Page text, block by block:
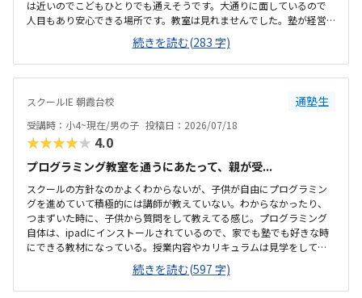
は近いのでこどもひとりでも通えそうです。大通りに面しているので
人目もあり安心できる場所です。教室は見れませんでした。塾が経営
しているとのことで塾の方の教室は少し覗けました。建物自体が古い
感じでした。週1で15,000円は高いように思いました。もう少し回数を
増やしてもらうか、下げてもらえると助かります。説明してくれた方
はとても説明がわかりやすく、こどもに寄り添ってくださいました。
続きを読む(283 字)
スクールIE 朝霞台校 通塾生
受講時：小4~現在/男の子 投稿日：2026/07/18
★★★★★ 4.0
プログラミング教室を通うにあたって、親が受...
スクールの方針なのかよくわからないが、子供が自由にプログラミン
グを進めていて積極的には講師が教えていない。わからなかったり、
つまずいた時に、子供から質問をして教えてる感じ。プログラミング
自体は、ipadにインストールされているので、家でも塾でも好きな時
にできる教材になっている。授業内容やカリキュラムは見学をしてい
ないので子供の話だが、積極的に講師が教えていないみたい。月1回は
プログラミングで作ったものを発表すると聞いていたが、実施してな
いみたい。駅からは徒歩ですぐ来れる距離で、一本道だから迷うこと
続きを読む(597 字)